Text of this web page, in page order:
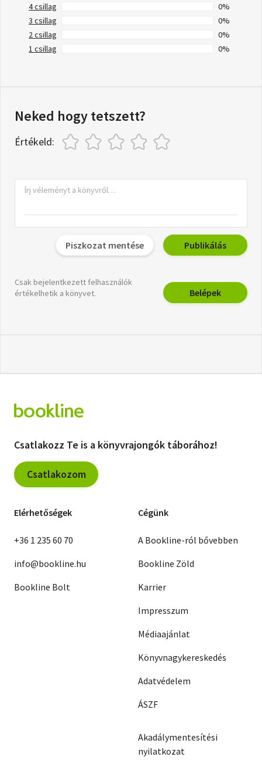
4 csillag
0%
3 csillag
0%
2 csillag
0%
1 csillag
0%
Neked hogy tetszett?
Értékeld:
Piszkozat mentése Publikálás
Csak bejelentkezett felhasználók
értékelhetik a könyvet.
Belépek
Csatlakozz Te is a könyvrajongók táborához!
Csatlakozom
Elérhetőségek
+36 1 235 60 70
info@bookline.hu
Bookline Bolt
Cégünk
A Bookline-ról bővebben
Bookline Zöld
Karrier
Impresszum
Médiaajánlat
Könyvnagykereskedés
Adatvédelem
ÁSZF
Akadálymentesítési
nyilatkozat